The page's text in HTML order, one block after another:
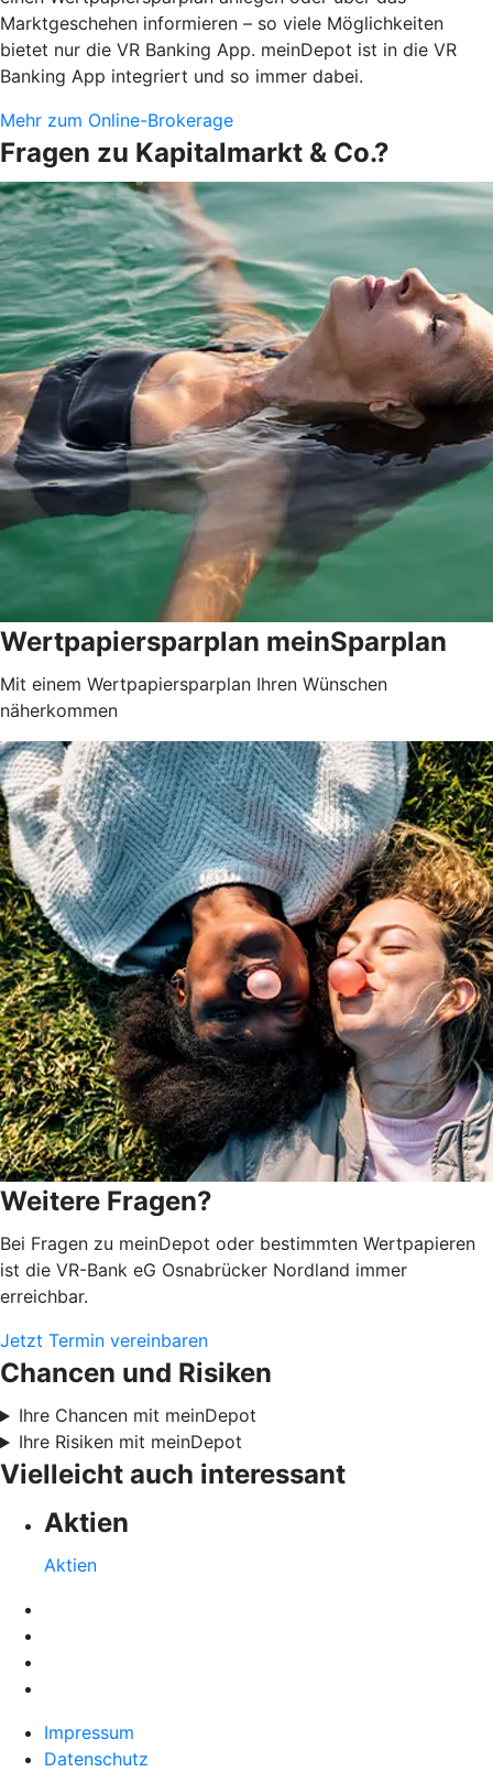
Marktgeschehen informieren – so viele Möglichkeiten
bietet nur die VR Banking App. meinDepot ist in die VR
Banking App integriert und so immer dabei.
Mehr zum Online-Brokerage
Fragen zu Kapitalmarkt & Co.?
Wertpapiersparplan meinSparplan
Mit einem Wertpapiersparplan Ihren Wünschen
näherkommen
Weitere Fragen?
Bei Fragen zu meinDepot oder bestimmten Wertpapieren
ist die VR-Bank eG Osnabrücker Nordland immer
erreichbar.
Jetzt Termin vereinbaren
Chancen und Risiken
Ihre Chancen mit meinDepot
Ihre Risiken mit meinDepot
Vielleicht auch interessant
Aktien
Aktien
Impressum
Datenschutz